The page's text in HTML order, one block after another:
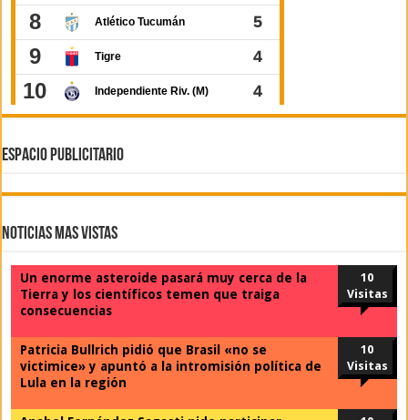
ESPACIO PUBLICITARIO
Noticias Mas Vistas
Un enorme asteroide pasará muy cerca de la
Tierra y los científicos temen que traiga
consecuencias
10
Visitas
Patricia Bullrich pidió que Brasil «no se
victimice» y apuntó a la intromisión política de
Lula en la región
10
Visitas